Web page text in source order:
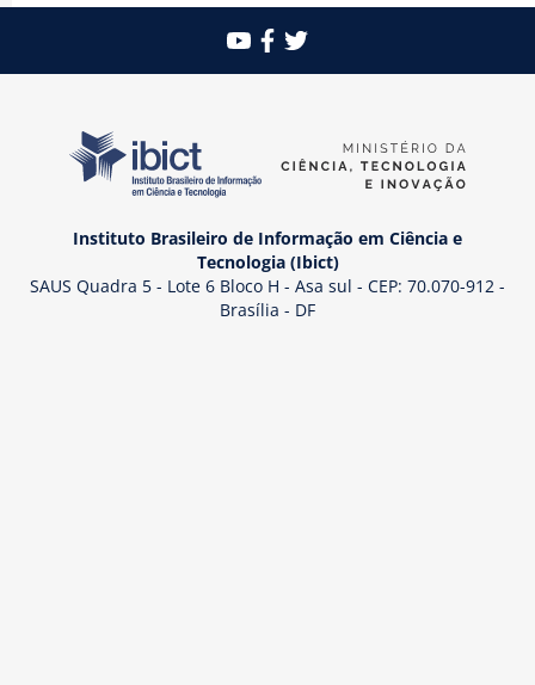
Instituto Brasileiro de Informação em Ciência e
Tecnologia (Ibict)
SAUS Quadra 5 - Lote 6 Bloco H - Asa sul - CEP: 70.070-912 -
Brasília - DF